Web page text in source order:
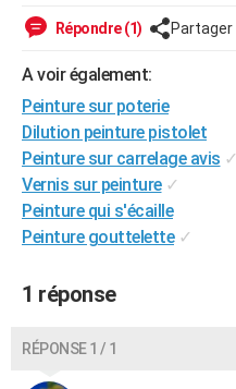
Art de vivre
Bien-être
Loisirs
Mode
Modes de vie
SANTE
VOYAGE
Destinations
City break
Voyage nature
Voyage de noces
Forum
Climat
PHOTO
GUIDES D'ACHAT
BONS PLANS
CARTE DE VOEUX
Carte de Noël
Carte Bonne année
Carte Saint-Valentin
Carte Pâques
Carte d'anniversaire
DICTIONNAIRE
Répondre (1) Partager
A voir également:
Peinture sur poterie
Dilution peinture pistolet
Peinture sur carrelage avis ✓
Vernis sur peinture ✓
Peinture qui s'écaille
Peinture gouttelette ✓
1 réponse
RÉPONSE 1 / 1